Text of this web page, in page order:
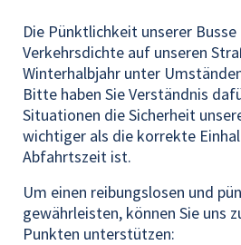
Die Pünktlichkeit unserer
Verkehrsdichte auf unseren
Winterhalbjahr unter
Bitte haben Sie Verständnis
Situationen die Sicherheit
wichtiger als die korrekte
Abfahrtszeit ist.
Um einen reibungslosen und
gewährleisten, können Sie uns
Punkten unterstützen: